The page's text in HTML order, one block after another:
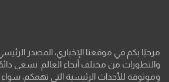
مرحبًا بكم في موقعنا الإخباري، المصدر
والتطورات من مختلف أنحاء العالم. نسعى
وموثوقة للأحداث الرئيسية التي تهمكم،